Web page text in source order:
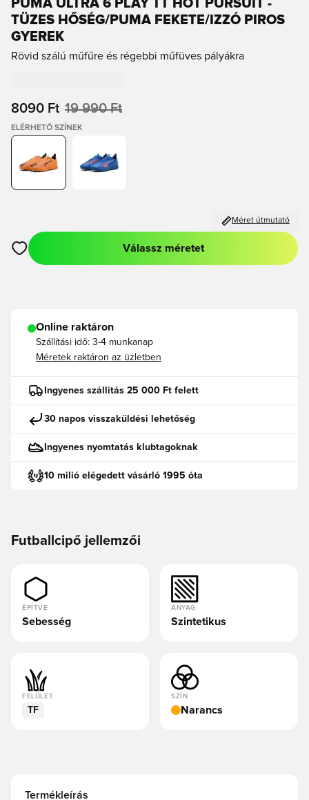
PUMA ULTRA 6 PLAY TT HOT PURSUIT -
TÜZES HŐSÉG/PUMA FEKETE/IZZÓ PIROS
GYEREK
Rövid szálú műfűre és régebbi műfüves pályákra
8090 Ft 19 990 Ft
ELÉRHETŐ SZÍNEK
Méret útmutató
Megnyit egy modált a bejelentkezéshez vagy a tagként való
Válassz méretet
Online raktáron
Szállítási idő: 3-4 munkanap
Méretek raktáron az üzletben
Ingyenes szállítás 25 000 Ft felett
30 napos visszaküldési lehetőség
Ingyenes nyomtatás klubtagoknak
10 milió elégedett vásárló 1995 óta
Futballcipő jellemzői
ÉPÍTVE
Sebesség
ANYAG
Szintetikus
FELÜLET
TF
SZÍN
Narancs
Termékleírás